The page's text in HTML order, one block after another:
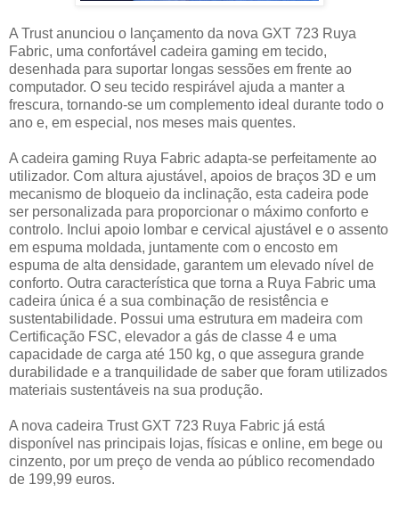
A Trust anunciou o lançamento da nova GXT 723 Ruya
Fabric, uma confortável cadeira gaming em tecido,
desenhada para suportar longas sessões em frente ao
computador. O seu tecido respirável ajuda a manter a
frescura, tornando-se um complemento ideal durante todo o
ano e, em especial, nos meses mais quentes.
A cadeira gaming Ruya Fabric adapta-se perfeitamente ao
utilizador. Com altura ajustável, apoios de braços 3D e um
mecanismo de bloqueio da inclinação, esta cadeira pode
ser personalizada para proporcionar o máximo conforto e
controlo. Inclui apoio lombar e cervical ajustável e o assento
em espuma moldada, juntamente com o encosto em
espuma de alta densidade, garantem um elevado nível de
conforto. Outra característica que torna a Ruya Fabric uma
cadeira única é a sua combinação de resistência e
sustentabilidade. Possui uma estrutura em madeira com
Certificação FSC, elevador a gás de classe 4 e uma
capacidade de carga até 150 kg, o que assegura grande
durabilidade e a tranquilidade de saber que foram utilizados
materiais sustentáveis na sua produção.
A nova cadeira Trust GXT 723 Ruya Fabric já está
disponível nas principais lojas, físicas e online, em bege ou
cinzento, por um preço de venda ao público recomendado
de 199,99 euros.